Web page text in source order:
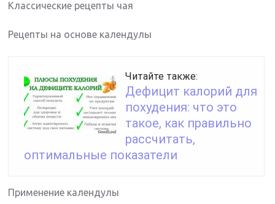
Классические рецепты чая
Рецепты на основе календулы
Читайте также:
Дефицит калорий для
похудения: что это
такое, как правильно
рассчитать,
оптимальные показатели
Применение календулы